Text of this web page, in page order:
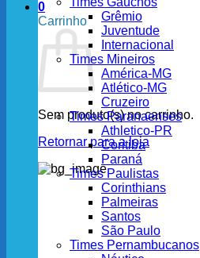
0
Carrinho
Sem produto(s) no carrinho.
Retornar para a loja
Grêmio
Juventude
Internacional
Times Mineiros
América-MG
Atlético-MG
Cruzeiro
Times Paranaenses
Athletico-PR
Coritiba
Paraná
Times Paulistas
Corinthians
Palmeiras
Santos
São Paulo
Times Pernambucanos